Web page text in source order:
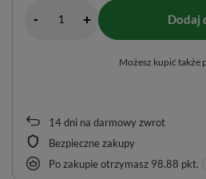
14dni na darmowy zwrot
Bezpieczne zakupy
Po zakupie otrzymasz 98.88 pkt.
- + Dodaj
Możesz kupić także